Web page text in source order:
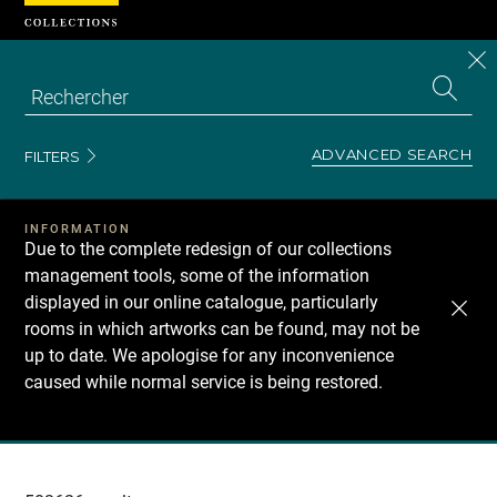
FILTERS ADVANCED SEARCH
INFORMATION
Due to the complete redesign of our collections
management tools, some of the information
displayed in our online catalogue, particularly
rooms in which artworks can be found, may not be
up to date. We apologise for any inconvenience
caused while normal service is being restored.
Recherche
Cookies management panel